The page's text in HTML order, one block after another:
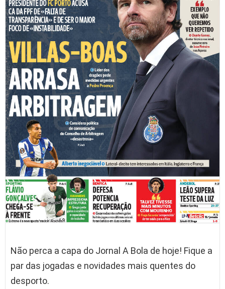
Não perca a capa do Jornal A Bola de hoje! Fique a
par das jogadas e novidades mais quentes do
desporto.